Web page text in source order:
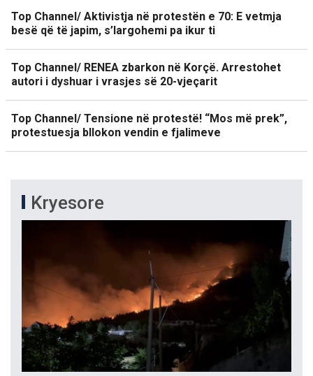
Top Channel/ Aktivistja në protestën e 70: E vetmja
besë që të japim, s’largohemi pa ikur ti
Top Channel/ RENEA zbarkon në Korçë. Arrestohet
autori i dyshuar i vrasjes së 20-vjeçarit
Top Channel/ Tensione në protestë! “Mos më prek”,
protestuesja bllokon vendin e fjalimeve
Kryesore